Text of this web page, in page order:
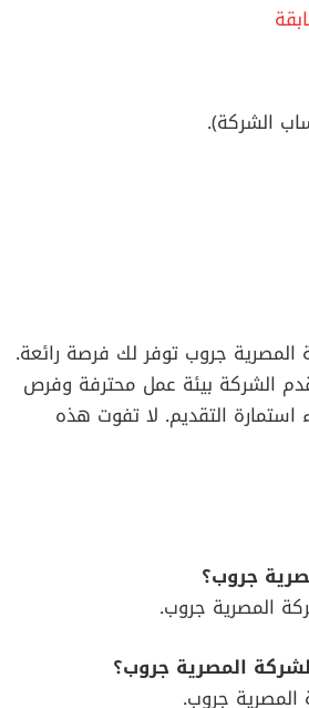
الشركة).
جروب توفر لك فرصة رائعة.
الشركة بيئة عمل محترفة وفرص
التقديم. لا تفوت هذه
جروب؟
المصرية جروب.
المصرية جروب؟
المصرية جروب.